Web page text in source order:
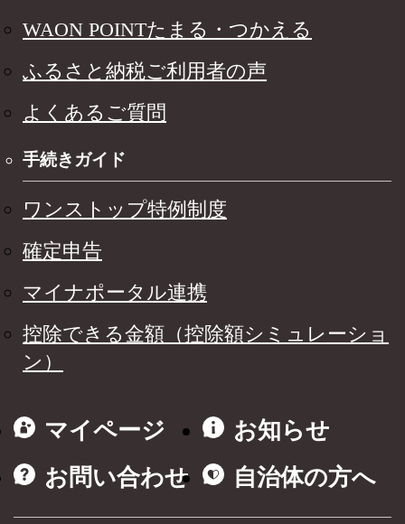
WAON POINTたまる・つかえる
ふるさと納税ご利用者の声
よくあるご質問
手続きガイド
ワンストップ特例制度
確定申告
マイナポータル連携
控除できる金額（控除額シミュレーショ
ン）
マイページ
お知らせ
お問い合わせ
自治体の方へ